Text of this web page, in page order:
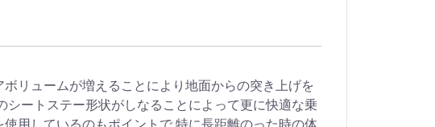
リュームが増えることにより地面からの突き上げを
ートステー形状がしなることによって更に快適な乗